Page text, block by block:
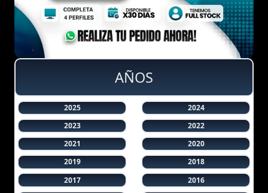
AÑOS
2025
2024
2023
2022
2021
2020
2019
2018
2017
2016